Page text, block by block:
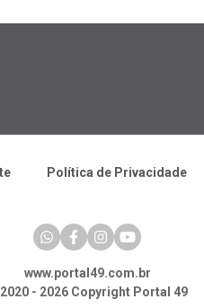
Política de Privacidade
www.portal49.com.br
- 2026 Copyright Portal 49